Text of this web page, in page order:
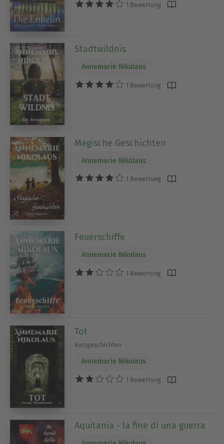
1 Bewertung
Stadtwildnis
Annemarie Nikolaus
1 Bewertung
Magische Geschichten
Annemarie Nikolaus
1 Bewertung
Feuerschiffe
Annemarie Nikolaus
1 Bewertung
Tot
Kurzgeschichten
Annemarie Nikolaus
1 Bewertung
Aquitania - la fine di una guerra